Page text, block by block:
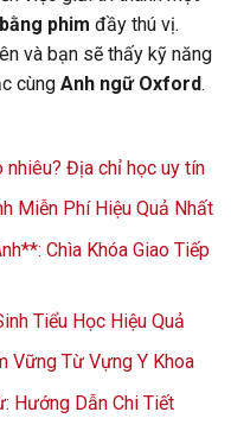
phim đầy thú vị.
và bạn sẽ thấy kỹ năng
cùng Anh ngữ Oxford.
nhiêu? Địa chỉ học uy tín
Miễn Phí Hiệu Quả Nhất
Chìa Khóa Giao Tiếp
Tiểu Học Hiệu Quả
Vững Từ Vựng Y Khoa
Hướng Dẫn Chi Tiết